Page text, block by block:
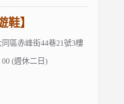
鞋】
區赤峰街44巷21號3樓
00 (週休二日)